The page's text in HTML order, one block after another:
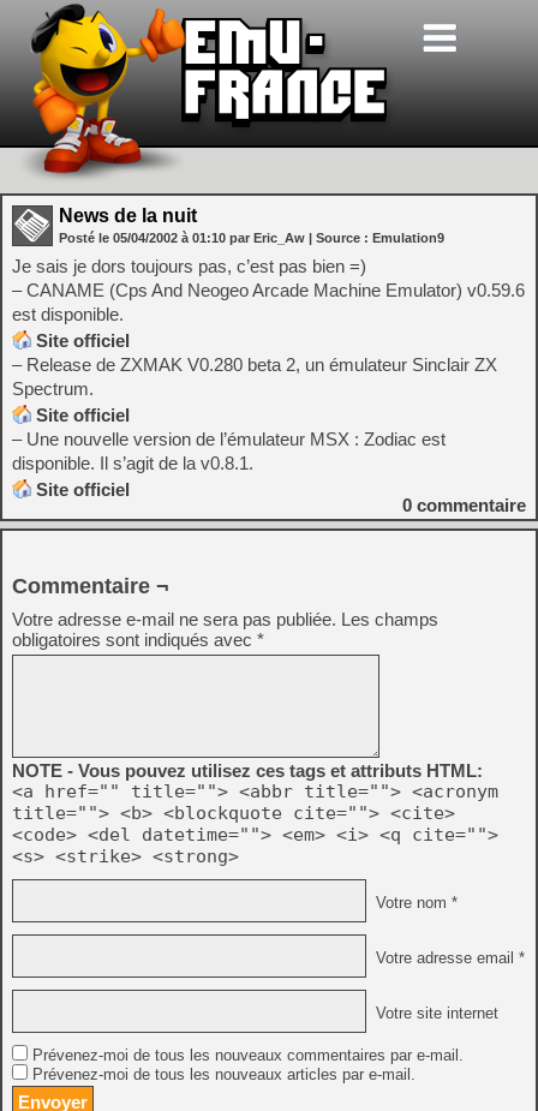
News de la nuit
Posté le 05/04/2002 à 01:10 par Eric_Aw | Source : Emulation9
Je sais je dors toujours pas, c’est pas bien =)
– CANAME (Cps And Neogeo Arcade Machine Emulator) v0.59.6
est disponible.
Site officiel
– Release de ZXMAK V0.280 beta 2, un émulateur Sinclair ZX
Spectrum.
Site officiel
– Une nouvelle version de l’émulateur MSX : Zodiac est
disponible. Il s’agit de la v0.8.1.
Site officiel
0 commentaire
Commentaire ¬
Votre adresse e-mail ne sera pas publiée. Les champs
obligatoires sont indiqués avec *
NOTE - Vous pouvez utilisez ces tags et attributs HTML:
<a href="" title=""> <abbr title=""> <acronym
title=""> <b> <blockquote cite=""> <cite>
<code> <del datetime=""> <em> <i> <q cite="">
<s> <strike> <strong>
Votre nom *
Votre adresse email *
Votre site internet
Prévenez-moi de tous les nouveaux commentaires par e-mail.
Prévenez-moi de tous les nouveaux articles par e-mail.